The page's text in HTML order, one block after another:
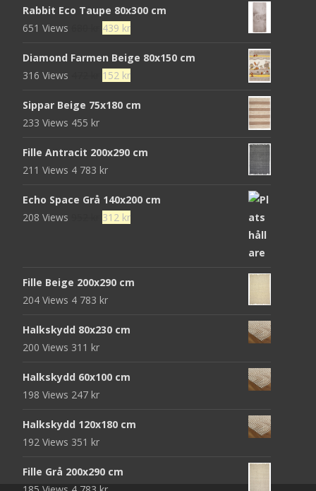
Rabbit Eco Taupe 80x300 cm
651 Views
Det
priset
var:
439 krDet
priset
är:
Diamond Farmen Beige 80x150 cm
316 Views
Det
priset
152 krDet
priset
Sippar Beige 75x180 cm
233 Views 455 kr
Fille Antracit 200x290 cm
211 Views 4 783 kr
Echo Space Grå 140x200 cm
208 Views
Det
952 kr.
312 krDet
312 kr.
Fille Beige 200x290 cm
204 Views 4 783 kr
Halkskydd 80x230 cm
200 Views 311 kr
Halkskydd 60x100 cm
198 Views 247 kr
Halkskydd 120x180 cm
192 Views 351 kr
Fille Grå 200x290 cm